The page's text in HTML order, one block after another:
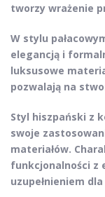
tworzy wrażenie
W stylu
elegancją i
luksusowe
pozwalają na
Styl hiszpański z
swoje
materiałów.
funkcjonalności z
uzupełnieniem